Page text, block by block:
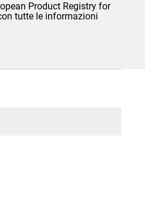
Product Registry for
tutte le informazioni